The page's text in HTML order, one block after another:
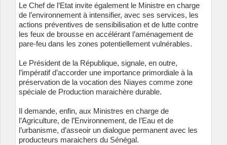
Le Chef de l’Etat invite également le Ministre en charge
de l’environnement à intensifier, avec ses services, les
actions préventives de sensibilisation et de lutte contre
les feux de brousse en accélérant l’aménagement de
pare-feu dans les zones potentiellement vulnérables.
Le Président de la République, signale, en outre,
l’impératif d’accorder une importance primordiale à la
préservation de la vocation des Niayes comme zone
spéciale de Production maraichère durable.
Il demande, enfin, aux Ministres en charge de
l’Agriculture, de l’Environnement, de l’Eau et de
l’urbanisme, d’asseoir un dialogue permanent avec les
producteurs maraichers du Sénégal.